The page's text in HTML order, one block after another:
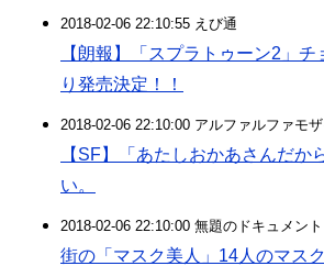
2018-02-06 22:10:55 えび通
【朗報】「スプラトゥーン2」
り発売決定！！
2018-02-06 22:10:00 アルファルファモ
【SF】「あたしおかあさんだか
い。
2018-02-06 22:10:00 無題のドキュメント
街の「マスク美人」14人のマス